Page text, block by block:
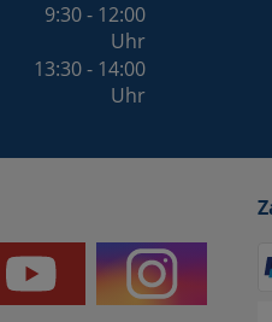
9:30 - 12:00
Uhr
13:30 - 14:00
Uhr